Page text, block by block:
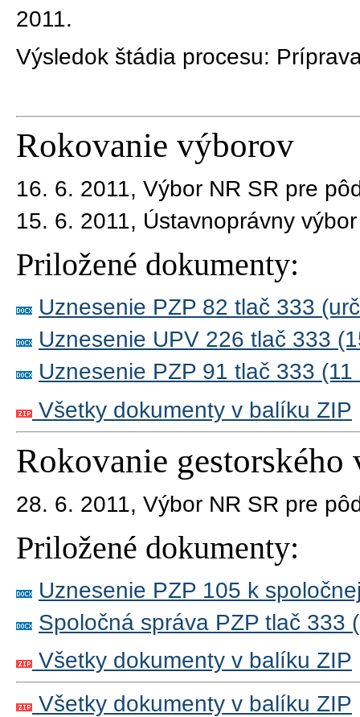
2011.
Výsledok štádia procesu:
Rokovanie výborov
16. 6. 2011, Výbor NR SR pre
15. 6. 2011, Ústavnoprávny
Priložené dokumenty:
Uznesenie PZP 82 tlač 333
Uznesenie UPV 226 tlač 333
Uznesenie PZP 91 tlač 333 (11
Všetky dokumenty v balíku ZIP
Rokovanie gestorského
28. 6. 2011, Výbor NR SR pre
Priložené dokumenty:
Uznesenie PZP 105 k
Spoločná správa PZP tlač 333
Všetky dokumenty v balíku ZIP
Všetky dokumenty v balíku ZIP